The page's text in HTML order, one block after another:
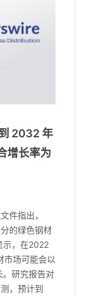
2032 年
增长率为
件指出，
的绿色钢材
示，在2022
市场可能会以
。研究报告对
，预计到